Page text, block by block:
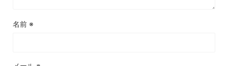
名前 ※